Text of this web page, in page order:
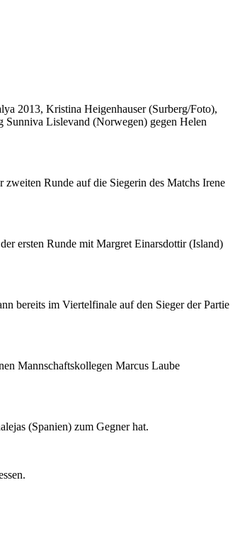
2013, Kristina Heigenhauser (Surberg/Foto),
Sunniva Lislevand (Norwegen) gegen Helen
Runde auf die Siegerin des Matchs Irene
ersten Runde mit Margret Einarsdottir (Island)
bereits im Viertelfinale auf den Sieger der Partie
Mannschaftskollegen Marcus Laube
(Spanien) zum Gegner hat.